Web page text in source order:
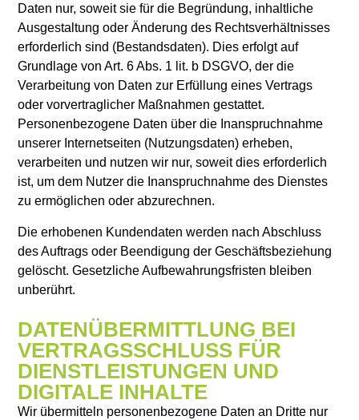
Daten nur, soweit sie für die Begründung, inhaltliche
Ausgestaltung oder Änderung des Rechtsverhältnisses
erforderlich sind (Bestandsdaten). Dies erfolgt auf
Grundlage von Art. 6 Abs. 1 lit. b DSGVO, der die
Verarbeitung von Daten zur Erfüllung eines Vertrags
oder vorvertraglicher Maßnahmen gestattet.
Personenbezogene Daten über die Inanspruchnahme
unserer Internetseiten (Nutzungsdaten) erheben,
verarbeiten und nutzen wir nur, soweit dies erforderlich
ist, um dem Nutzer die Inanspruchnahme des Dienstes
zu ermöglichen oder abzurechnen.
Die erhobenen Kundendaten werden nach Abschluss
des Auftrags oder Beendigung der Geschäftsbeziehung
gelöscht. Gesetzliche Aufbewahrungsfristen bleiben
unberührt.
DATENÜBERMITTLUNG BEI
VERTRAGSSCHLUSS FÜR
DIENSTLEISTUNGEN UND
DIGITALE INHALTE
Wir übermitteln personenbezogene Daten an Dritte nur